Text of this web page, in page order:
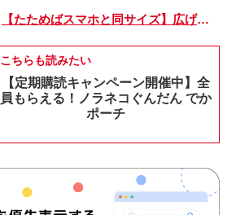
【たためばスマホと同サイズ】広げるとビビッドでジューシーな柄が目を引くコンパクトな「扇子」
こちらも読みたい
【定期購読キャンペーン開催中】全
員もらえる！ノラネコぐんだん でか
ポーチ